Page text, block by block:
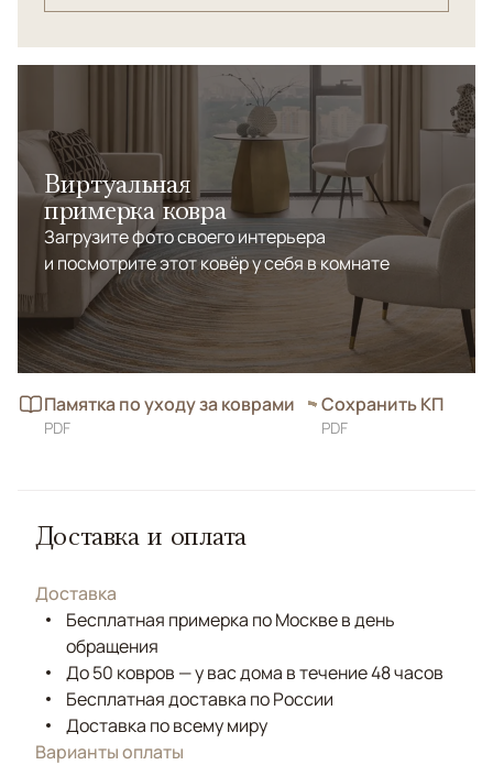
Виртуальная
примерка ковра
Загрузите фото своего интерьера
и посмотрите этот ковёр у себя в комнате
Памятка по уходу за коврами
PDF
Сохранить КП
PDF
Доставка и оплата
Доставка
Бесплатная примерка по Москве в день
обращения
До 50 ковров — у вас дома в течение 48 часов
Бесплатная доставка по России
Доставка по всему миру
Варианты оплаты